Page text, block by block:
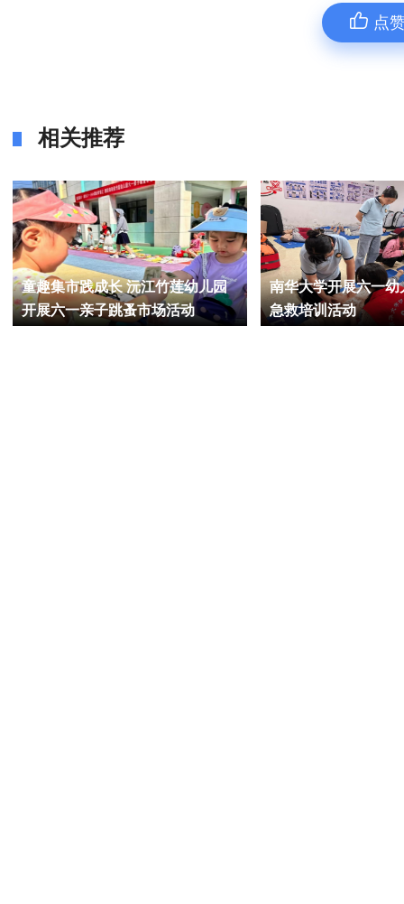
点
相关推荐
童趣集市践成长 沅江竹莲幼儿园
开展六一亲子跳蚤市场活动
南华大学开展六一幼
急救培训活动